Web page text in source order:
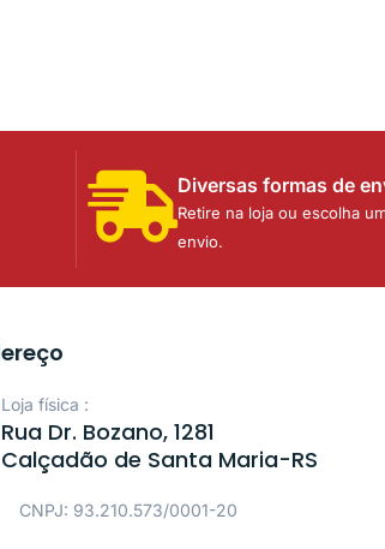
Diversas formas de
Retire na loja ou escolha
envio.
Loja física :
Rua Dr. Bozano, 1281
Calçadão de Santa Maria-RS
CNPJ: 93.210.573/0001-20